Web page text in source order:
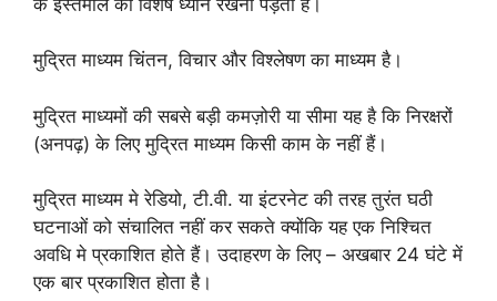
मुद्रित माध्यम चिंतन, विचार और विश्लेषण का माध्यम है।
मुद्रित माध्यमों की सबसे बड़ी कमज़ोरी या सीमा यह है कि निरक्षरों
(अनपढ़) के लिए मुद्रित माध्यम किसी काम के नहीं हैं।
मुद्रित माध्यम मे रेडियो, टी.वी. या इंटरनेट की तरह तुरंत घठी
घटनाओं को संचालित नहीं कर सकते क्योंकि यह एक निश्चित
अवधि मे प्रकाशित होते हैं। उदाहरण के लिए – अखबार 24 घंटे में
एक बार प्रकाशित होता है।